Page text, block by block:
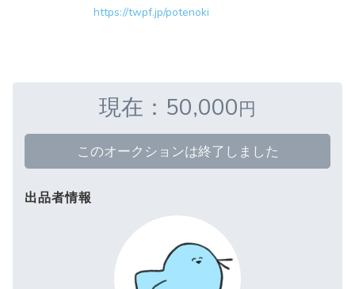
https://twpf.jp/potenoki
現在：50,000円
このオークションは終了しました
出品者情報